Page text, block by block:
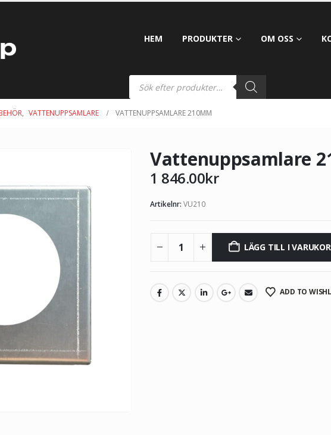
HEM PRODUKTER OM OSS
, VATTENUPPSAMLARE VATTENUPPSAMLARE 210MM
Vattenuppsamlare
1 846.00kr
Artikelnr: VU210
LÄGG TILL I
ADD TO